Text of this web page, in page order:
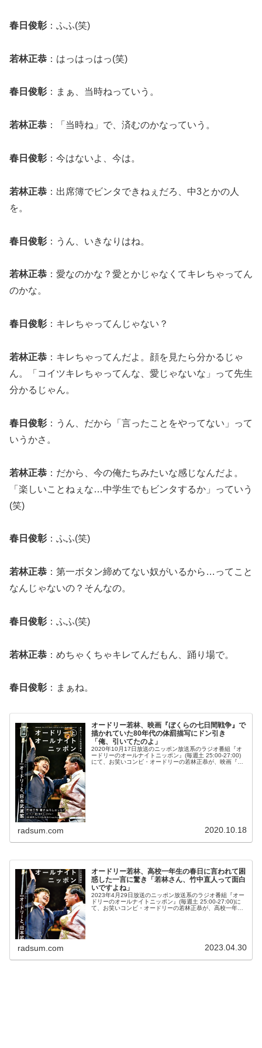
春日俊彰 ：ふふ(笑)
若林正恭 ：はっはっはっ(笑)
春日俊彰 ：まぁ、当時ねっていう。
若林正恭 ：「当時ね」で、済むのかなっていう。
春日俊彰 ：今はないよ、今は。
若林正恭 ：出席簿でビンタできねぇだろ、中3とかの人
を。
春日俊彰 ：うん、いきなりはね。
若林正恭 ：愛なのかな？愛とかじゃなくてキレちゃってん
のかな。
春日俊彰 ：キレちゃってんじゃない？
若林正恭 ：キレちゃってんだよ。顔を見たら分かるじゃ
ん。「コイツキレちゃってんな、愛じゃないな」って先生
分かるじゃん。
春日俊彰 ：うん、だから「言ったことをやってない」って
いうかさ。
若林正恭 ：だから、今の俺たちみたいな感じなんだよ。
「楽しいことねぇな…中学生でもビンタするか」っていう
(笑)
春日俊彰 ：ふふ(笑)
若林正恭 ：第一ボタン締めてない奴がいるから…ってこと
なんじゃないの？そんなの。
春日俊彰 ：ふふ(笑)
若林正恭 ：めちゃくちゃキレてんだもん、踊り場で。
春日俊彰 ：まぁね。
オードリー若林、映画『ぼくらの七日間戦争』で
描かれていた80年代の体罰描写にドン引き
「俺、引いてたのよ」
2020年10月17日放送のニッポン放送系のラジオ番組『オ
ードリーのオールナイトニッポン』(毎週土 25:00-27:00)
にて、お笑いコンビ・オードリーの若林正恭が、映画『ぼ
radsum.com 2020.10.18
オードリー若林、高校一年生の春日に言われて困
惑した一言に驚き「若林さん、竹中直人って面白
いですよね」
2023年4月29日放送のニッポン放送系のラジオ番組『オー
ドリーのオールナイトニッポン』(毎週土 25:00-27:00)に
て、お笑いコンビ・オードリーの若林正恭が、高校一年生
radsum.com 2023.04.30